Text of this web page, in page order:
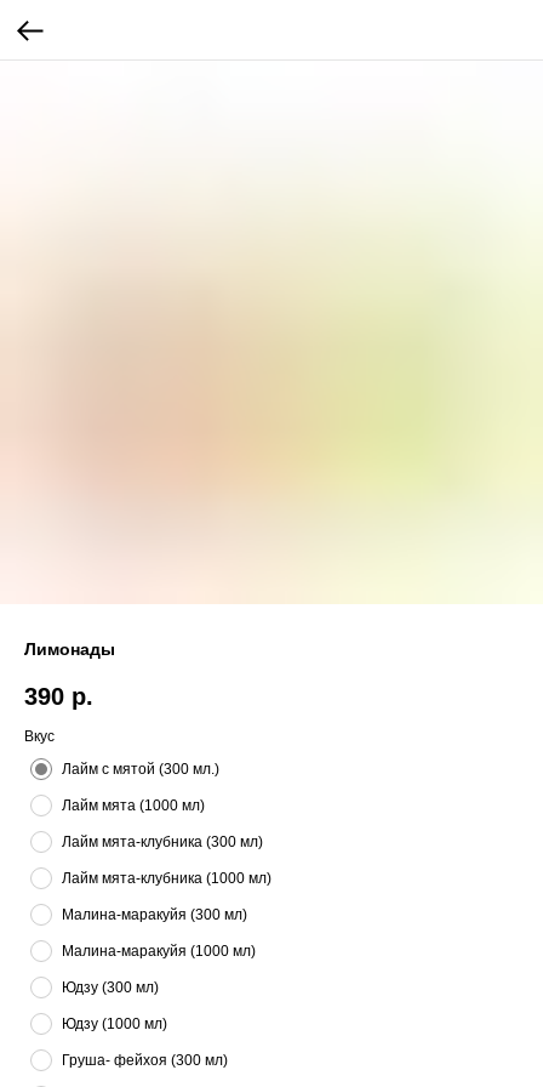
Лимонады
390 р.
Вкус
Лайм с мятой (300 мл.)
Лайм мята (1000 мл)
Лайм мята-клубника (300 мл)
Лайм мята-клубника (1000 мл)
Малина-маракуйя (300 мл)
Малина-маракуйя (1000 мл)
Юдзу (300 мл)
Юдзу (1000 мл)
Груша- фейхоя (300 мл)